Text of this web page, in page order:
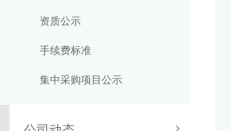
资质公示
手续费标准
集中采购项目公示